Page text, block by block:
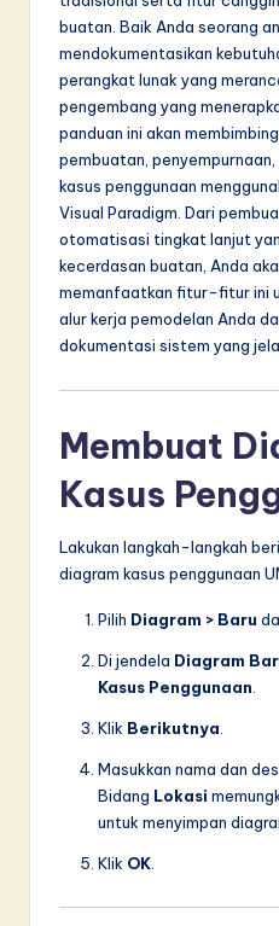
w
o
buatan. Baik Anda seorang
mendokumentasikan
perangkat lunak yang
pengembang yang
panduan ini akan
pembuatan,
kasus penggunaan
Visual Paradigm. Dari
otomatisasi tingkat lanjut
kecerdasan buatan, Anda
memanfaatkan fitur-fitur ini
alur kerja pemodelan Anda
dokumentasi sistem yang
Membuat
Kasus
Lakukan langkah-langkah
diagram kasus penggunaan
Pilih Diagram > Baru
Di jendela Diagram
Kasus Penggunaan
Klik Berikutnya
Masukkan nama dan
Bidang Lokasi
untuk menyimpan
Klik OK